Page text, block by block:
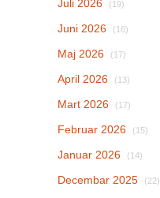
Juli 2026 (19)
Juni 2026 (16)
Maj 2026 (17)
April 2026 (13)
Mart 2026 (17)
Februar 2026 (15)
Januar 2026 (14)
Decembar 2025 (22)